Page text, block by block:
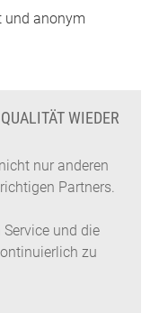
und anonym
WIEDER
nur anderen
Partners.
und die
zu